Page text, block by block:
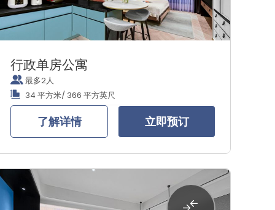
行政单房公寓
最多2人
34 平方米/ 366 平方英尺
了解详情 立即预订